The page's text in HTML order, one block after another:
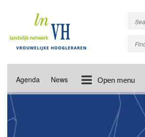
Agenda News Open menu